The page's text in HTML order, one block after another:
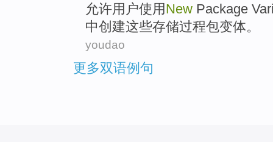
允许用户使用 New Package
中创建这些存储过程包变体。
youdao
更多双语例句